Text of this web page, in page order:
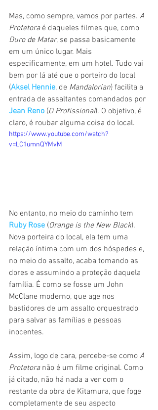
Mas, como sempre, vamos por partes. A
Protetora é daqueles filmes que, como
Duro de Matar, se passa basicamente
em um único lugar. Mais
especificamente, em um hotel. Tudo vai
bem por lá até que o porteiro do local
(Aksel Hennie, de Mandalorian) facilita a
entrada de assaltantes comandados por
Jean Reno (O Profissional). O objetivo, é
claro, é roubar alguma coisa do local.
https://www.youtube.com/watch?
v=LC1umnQYMvM
No entanto, no meio do caminho tem
Ruby Rose (Orange is the New Black).
Nova porteira do local, ela tem uma
relação íntima com um dos hóspedes e,
no meio do assalto, acaba tomando as
dores e assumindo a proteção daquela
família. É como se fosse um John
McClane moderno, que age nos
bastidores de um assalto orquestrado
para salvar as famílias e pessoas
inocentes.
Assim, logo de cara, percebe-se como A
Protetora não é um filme original. Como
já citado, não há nada a ver com o
restante da obra de Kitamura, que foge
completamente de seu aspecto